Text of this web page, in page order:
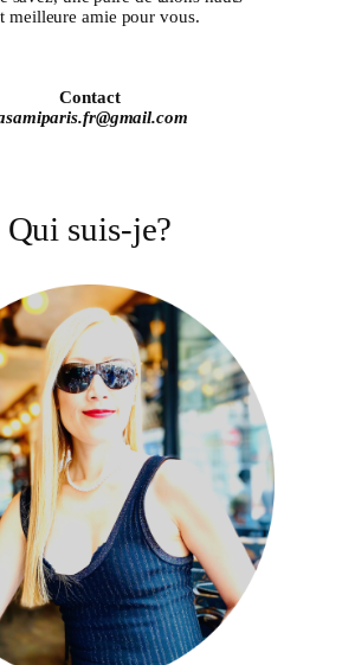
meilleure amie pour vous.
Contact
Qui suis-je?